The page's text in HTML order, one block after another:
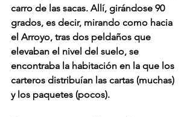
carro de las sacas. Allí, girándose 90
grados, es decir, mirando como hacia
el Arroyo, tras dos peldaños que
elevaban el nivel del suelo, se
encontraba la habitación en la que los
carteros distribuían las cartas (muchas)
y los paquetes (pocos).